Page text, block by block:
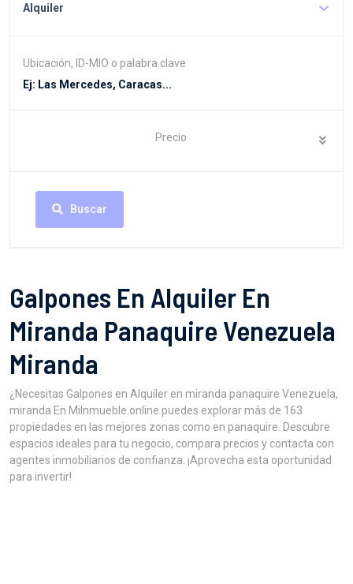
Alquiler
Ubicación, ID-MIO o palabra clave
Precio
Buscar
Galpones En Alquiler En
Miranda Panaquire Venezuela
Miranda
¿Necesitas Galpones en Alquiler en miranda panaquire Venezuela,
miranda En MiInmueble.online puedes explorar más de 163
propiedades en las mejores zonas como en panaquire. Descubre
espacios ideales para tu negocio, compara precios y contacta con
agentes inmobiliarios de confianza. ¡Aprovecha esta oportunidad
para invertir!